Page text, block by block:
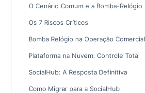
O Cenário Comum e a Bomba-Relógio
Os 7 Riscos Críticos
Bomba Relógio na Operação Comercial
Plataforma na Nuvem: Controle Total
SocialHub: A Resposta Definitiva
Como Migrar para a SocialHub